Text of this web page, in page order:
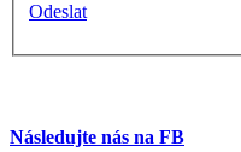
Odeslat
Následujte nás na FB